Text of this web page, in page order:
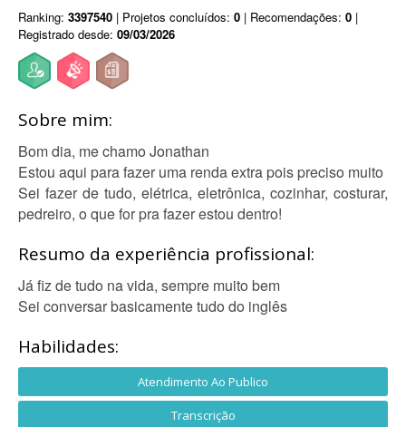
Ranking: 3397540 | Projetos concluídos: 0 | Recomendações: 0 |
Registrado desde: 09/03/2026
Sobre mim:
Bom dia, me chamo Jonathan
Estou aqui para fazer uma renda extra pois preciso muito
Sei fazer de tudo, elétrica, eletrônica, cozinhar, costurar,
pedreiro, o que for pra fazer estou dentro!
Resumo da experiência profissional:
Já fiz de tudo na vida, sempre muito bem
Sei conversar basicamente tudo do inglês
Habilidades:
Atendimento Ao Publico
Transcrição